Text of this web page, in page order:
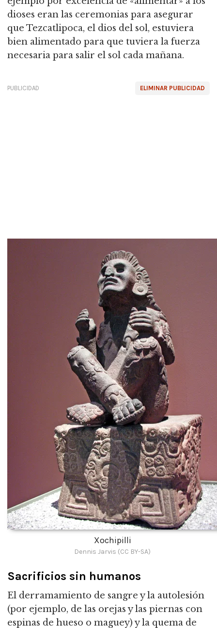
dioses eran las ceremonias para asegurar
que Tezcatlipoca, el dios del sol, estuviera
bien alimentado para que tuviera la fuerza
necesaria para salir el sol cada mañana.
ELIMINAR PUBLICIDAD
PUBLICIDAD
Xochipilli
Dennis Jarvis (CC BY-SA)
Sacrificios sin humanos
El derramamiento de sangre y la autolesión
(por ejemplo, de las orejas y las piernas con
espinas de hueso o maguey) y la quema de